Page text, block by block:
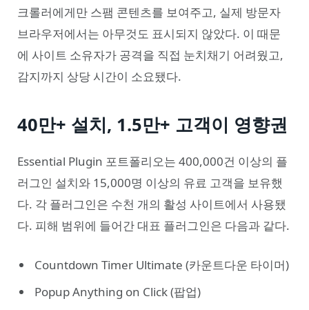
크롤러에게만 스팸 콘텐츠를 보여주고, 실제 방문자
브라우저에서는 아무것도 표시되지 않았다. 이 때문
에 사이트 소유자가 공격을 직접 눈치채기 어려웠고,
감지까지 상당 시간이 소요됐다.
40만+ 설치, 1.5만+ 고객이 영향권
Essential Plugin 포트폴리오는 400,000건 이상의 플
러그인 설치와 15,000명 이상의 유료 고객을 보유했
다. 각 플러그인은 수천 개의 활성 사이트에서 사용됐
다. 피해 범위에 들어간 대표 플러그인은 다음과 같다.
Countdown Timer Ultimate (카운트다운 타이머)
Popup Anything on Click (팝업)